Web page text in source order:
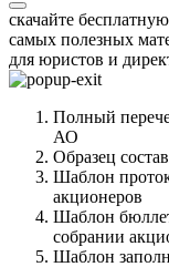
скачайте
самых полезных
для юристов и
Полный
АО
Образец
Шаблон
акционеров
Шаблон
собрании
Шаблон